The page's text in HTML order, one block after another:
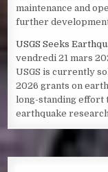
maintenance and
further
USGS Seeks
vendredi 21 mars
USGS is currently
2026 grants on
long-standing effort
earthquake